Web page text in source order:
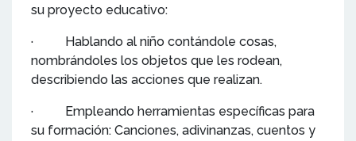
su proyecto educativo:
· Hablando al niño contándole cosas,
nombrándoles los objetos que les rodean,
describiendo las acciones que realizan.
· Empleando herramientas específicas para
su formación: Canciones, adivinanzas, cuentos y